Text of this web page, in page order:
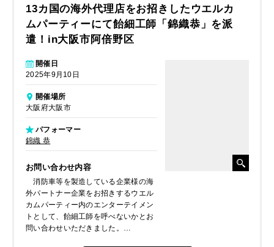
13カ国の海外代理店をお招きしたウエルカ
ムパーティーにて飴細工師「錦織恭」を派
遣！in大阪市阿倍野区
開催日
2025年9月10日
開催場所
大阪府大阪市
パフォーマー
錦織 恭
お問い合わせ内容
消防車等を製造している企業様の海
外パートナー企業をお招きするウエル
カムパーティー内のエンターテイメン
トとして、飴細工師を呼べないかとお
問い合わせいただきました。